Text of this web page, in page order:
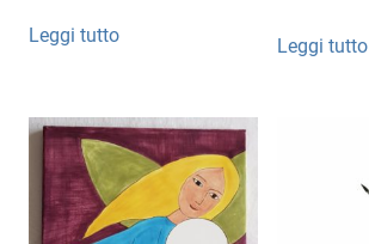
Leggi tutto Leggi tutto